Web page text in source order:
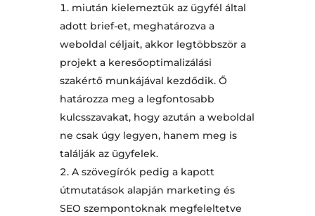
miután kielemeztük az ügyfél által
adott brief-et, meghatározva a
weboldal céljait, akkor legtöbbször a
projekt a keresőoptimalizálási
szakértő munkájával kezdődik. Ő
határozza meg a legfontosabb
kulcsszavakat, hogy azután a weboldal
ne csak úgy legyen, hanem meg is
találják az ügyfelek.
A szövegírók pedig a kapott
útmutatások alapján marketing és
SEO szempontoknak megfeleltetve